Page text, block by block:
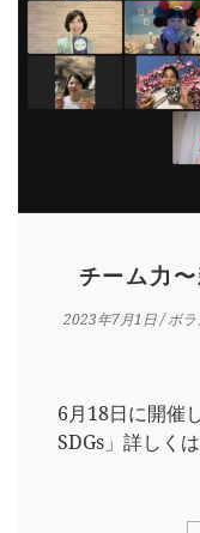
チーム力
2023年7月1日/ボ
6月18日に開催
SDGs」詳しく